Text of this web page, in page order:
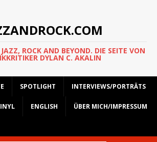
ROCK AND BEYOND. DIE SEITE VON
DYLAN C. AKALIN
SPOTLIGHT INTERVIEWS/PORTRÄTS
ENGLISH ÜBER MICH/IMPRESSUM